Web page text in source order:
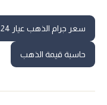
سعر جرام الذهب عيار 24
حاسبة قيمة الذهب